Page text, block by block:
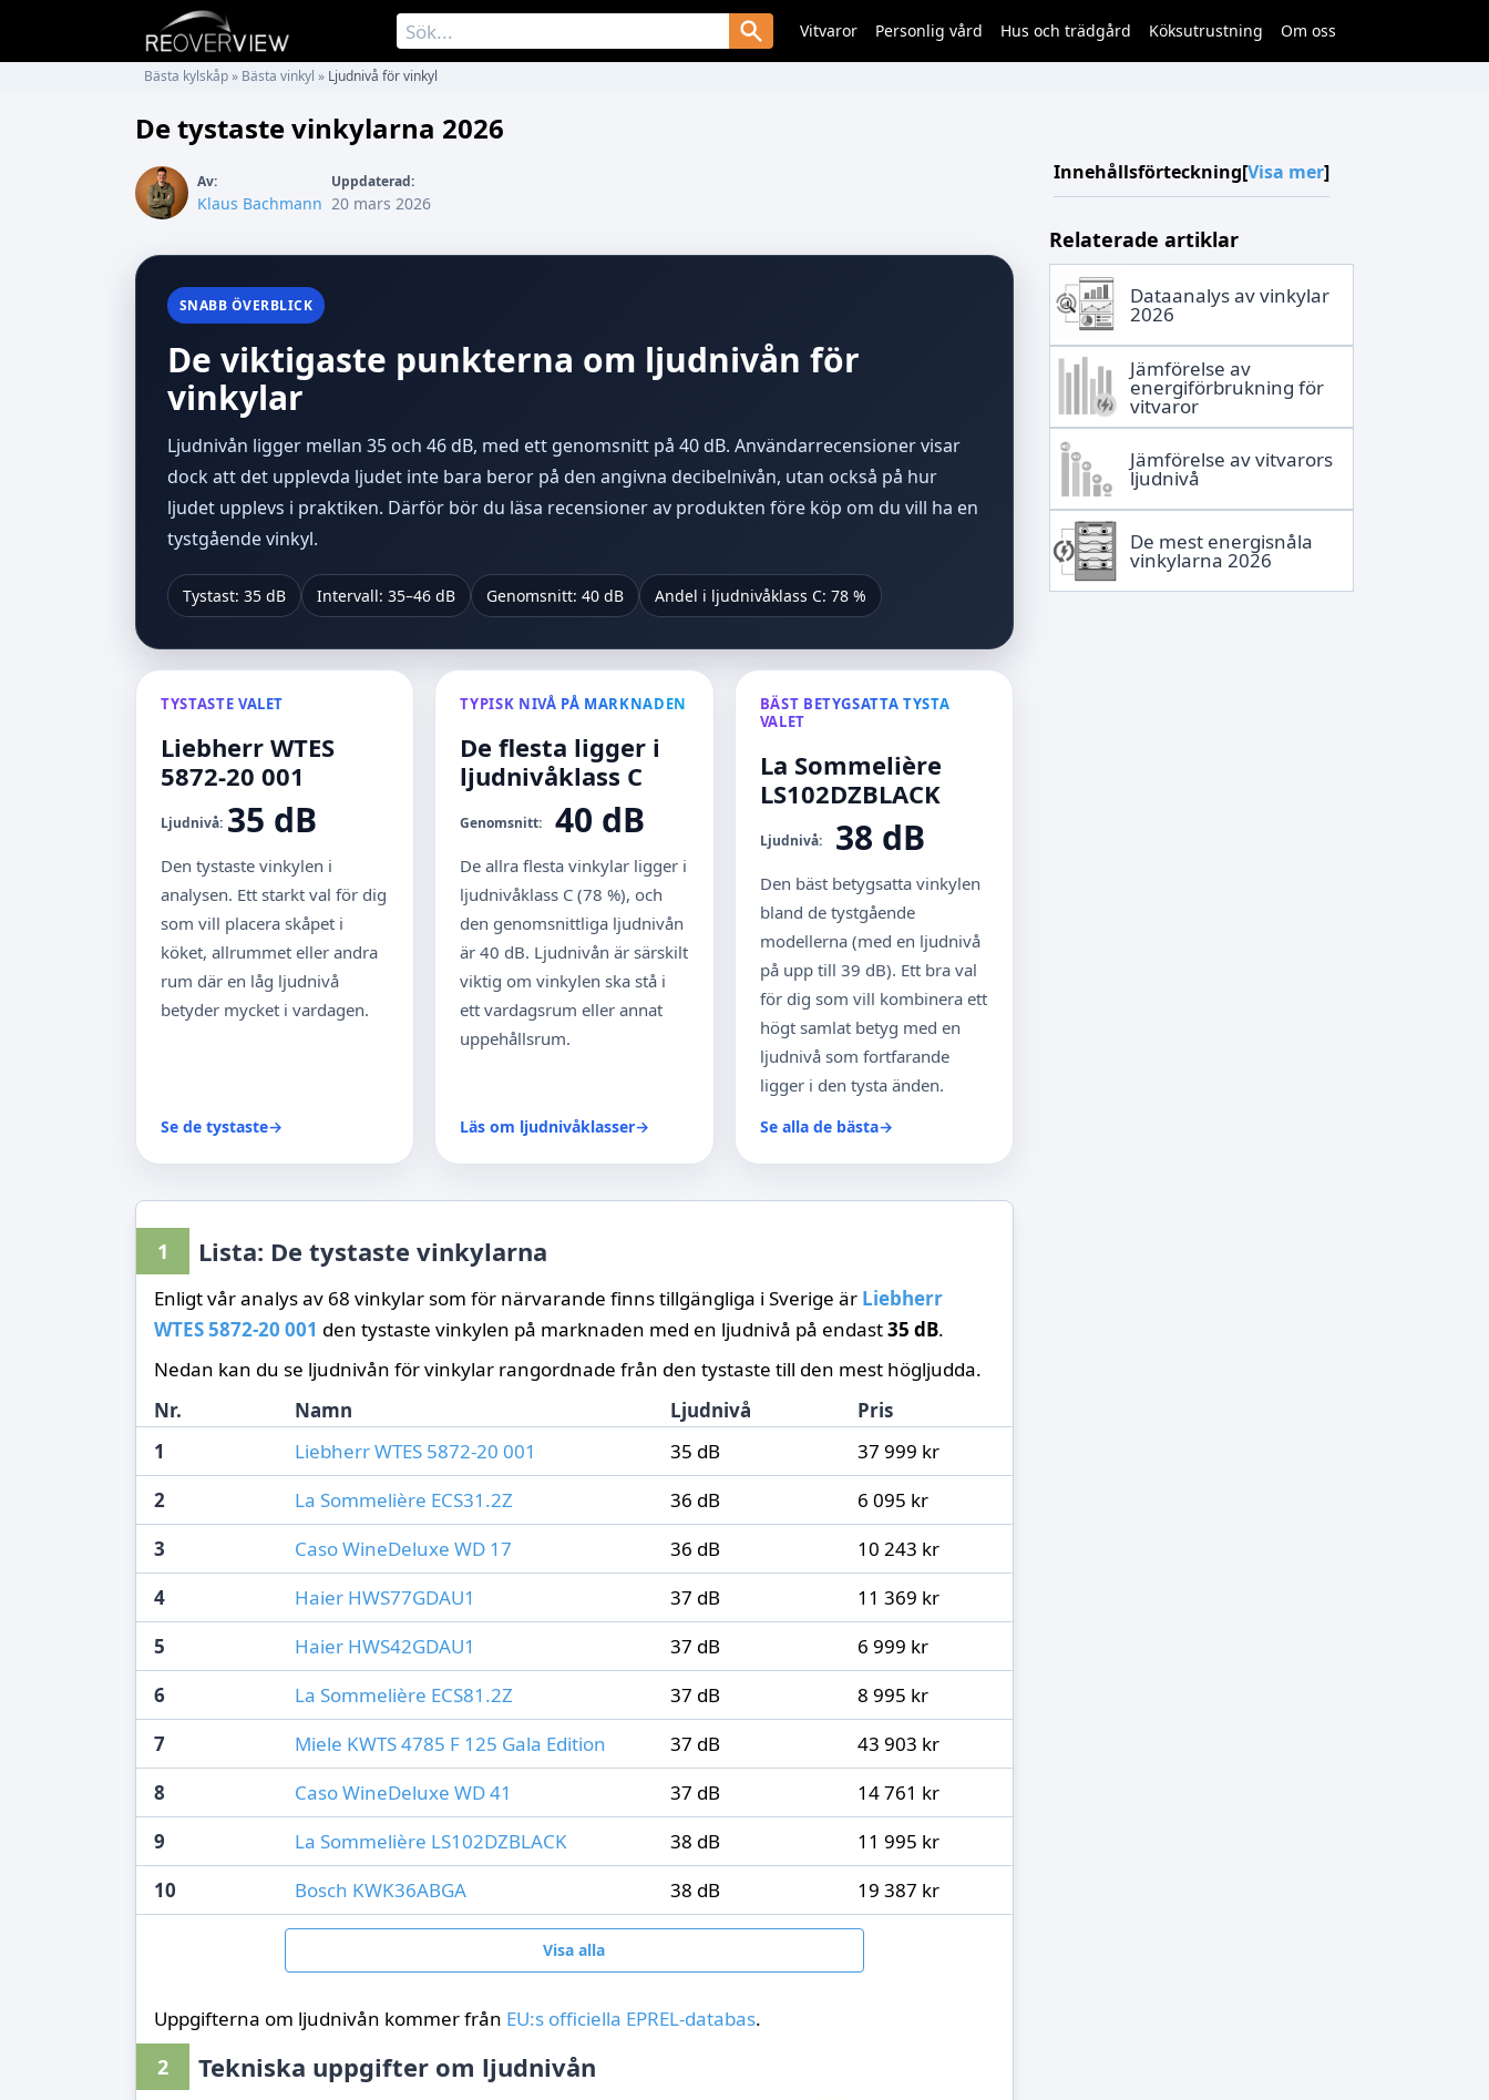
Vitvaror Personlig vård Hus och trädgård Köksutrustning Om oss
Bästa kylskåp» Bästa vinkyl » Ljudnivå för vinkyl
De tystaste vinkylarna 2026
Innehållsförteckning[Visa mer]
Relaterade artiklar
Dataanalys av vinkylar
2026
Jämförelse av
energiförbrukning för
vitvaror
Jämförelse av vitvarors
ljudnivå
De mest energisnåla
vinkylarna 2026
Av:
Klaus Bachmann
Uppdaterad:
20 mars 2026
SNABB ÖVERBLICK
De viktigaste punkterna om ljudnivån för
vinkylar
Ljudnivån ligger mellan 35 och 46 dB, med ett genomsnitt på 40 dB. Användarrecensioner visar
dock att det upplevda ljudet inte bara beror på den angivna decibelnivån, utan också på hur
ljudet upplevs i praktiken. Därför bör du läsa recensioner av produkten före köp om du vill ha en
tystgående vinkyl.
Tystast: 35 dB Intervall: 35–46 dB Genomsnitt: 40 dB Andel i ljudnivåklass C: 78 %
TYSTASTE VALET
Liebherr WTES
5872-20 001
Ljudnivå: 35 dB
Den tystaste vinkylen i
analysen. Ett starkt val för dig
som vill placera skåpet i
köket, allrummet eller andra
rum där en låg ljudnivå
betyder mycket i vardagen.
Se de tystaste→
TYPISK NIVÅ PÅ MARKNADEN
De flesta ligger i
ljudnivåklass C
Genomsnitt: 40 dB
De allra flesta vinkylar ligger i
ljudnivåklass C (78 %), och
den genomsnittliga ljudnivån
är 40 dB. Ljudnivån är särskilt
viktig om vinkylen ska stå i
ett vardagsrum eller annat
uppehållsrum.
Läs om ljudnivåklasser→
BÄST BETYGSATTA TYSTA
VALET
La Sommelière
LS102DZBLACK
Ljudnivå: 38 dB
Den bäst betygsatta vinkylen
bland de tystgående
modellerna (med en ljudnivå
på upp till 39 dB). Ett bra val
för dig som vill kombinera ett
högt samlat betyg med en
ljudnivå som fortfarande
ligger i den tysta änden.
Se alla de bästa→
1 Lista: De tystaste vinkylarna
Enligt vår analys av 68 vinkylar som för närvarande finns tillgängliga i Sverige är Liebherr
WTES 5872-20 001 den tystaste vinkylen på marknaden med en ljudnivå på endast35 dB.
Nedan kan du se ljudnivån för vinkylar rangordnade från den tystaste till den mest högljudda.
Nr.
Namn Ljudnivå
Pris
1
Liebherr WTES 5872-20 001 35 dB
37 999 kr
2
La Sommelière ECS31.2Z 36 dB
6 095 kr
3
Caso WineDeluxe WD 17 36 dB
10 243 kr
4
Haier HWS77GDAU1 37 dB
11 369 kr
5
Haier HWS42GDAU1 37 dB
6 999 kr
6
La Sommelière ECS81.2Z 37 dB
8 995 kr
7
Miele KWTS 4785 F 125 Gala Edition 37 dB
43 903 kr
8
Caso WineDeluxe WD 41 37 dB
14 761 kr
9
La Sommelière LS102DZBLACK 38 dB
11 995 kr
10
Bosch KWK36ABGA 38 dB 19 387 kr
Visa alla
Uppgifterna om ljudnivån kommer från EU:s officiella EPREL-databas.
2 Tekniska uppgifter om ljudnivån